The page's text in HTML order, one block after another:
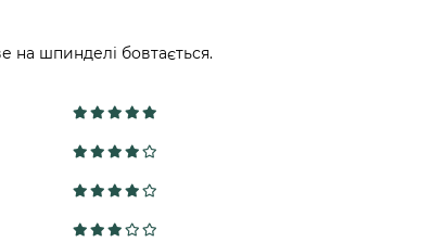
на шпинделі бовтається.